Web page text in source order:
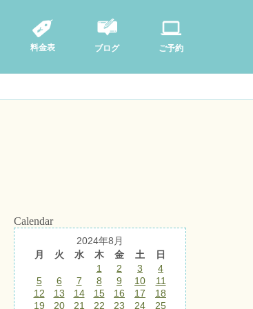
料金表 ブログ ご予約
Calendar
2024年8月
月
火 水 木 金 土
日
1
2 3
4
5
6 7 8 9 10
11
12
13 14 15 16 17
18
19
20 21 22 23 24 25